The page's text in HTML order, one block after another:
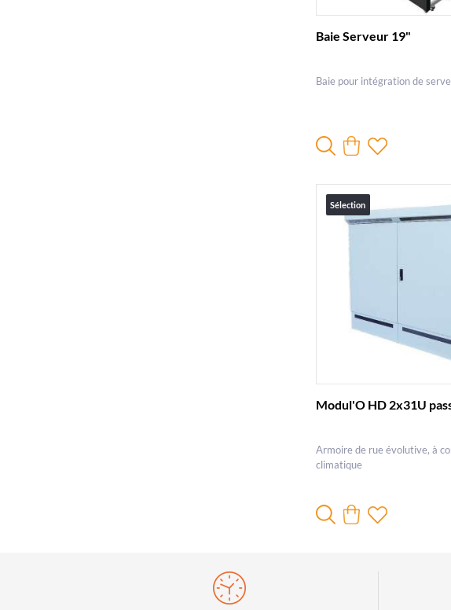
Baie Serveur 19"
Baie pour intégration de
Sélection
Modul'O HD 2x31U
Armoire de rue évolutive, à
climatique